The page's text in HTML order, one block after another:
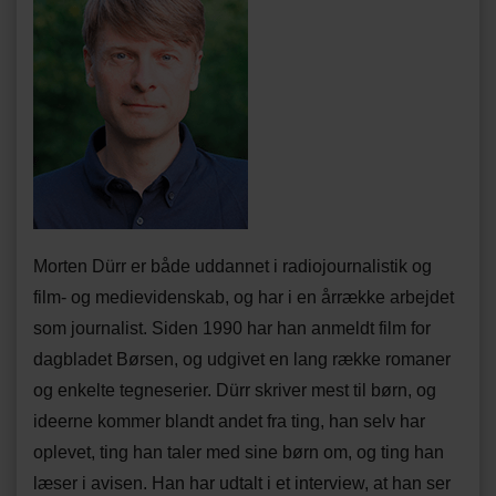
Morten Dürr er både uddannet i radiojournalistik og
film- og medievidenskab, og har i en årrække arbejdet
som journalist. Siden 1990 har han anmeldt film for
dagbladet Børsen, og udgivet en lang række romaner
og enkelte tegneserier. Dürr skriver mest til børn, og
ideerne kommer blandt andet fra ting, han selv har
oplevet, ting han taler med sine børn om, og ting han
læser i avisen. Han har udtalt i et interview, at han ser